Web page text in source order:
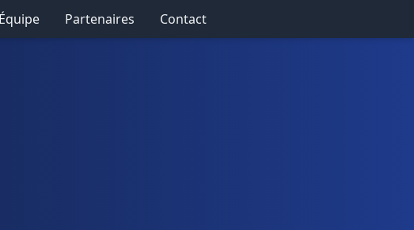
Équipe Partenaires Contact